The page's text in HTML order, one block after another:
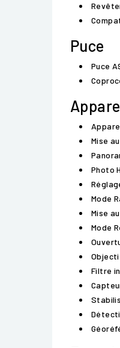
Puce
Puce
Mise
Photo
Mode
Mise
Mode
Filtre